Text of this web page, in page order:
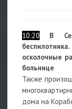
10:20 В
беспилотника.
осколочные
больнице
Также
дома на